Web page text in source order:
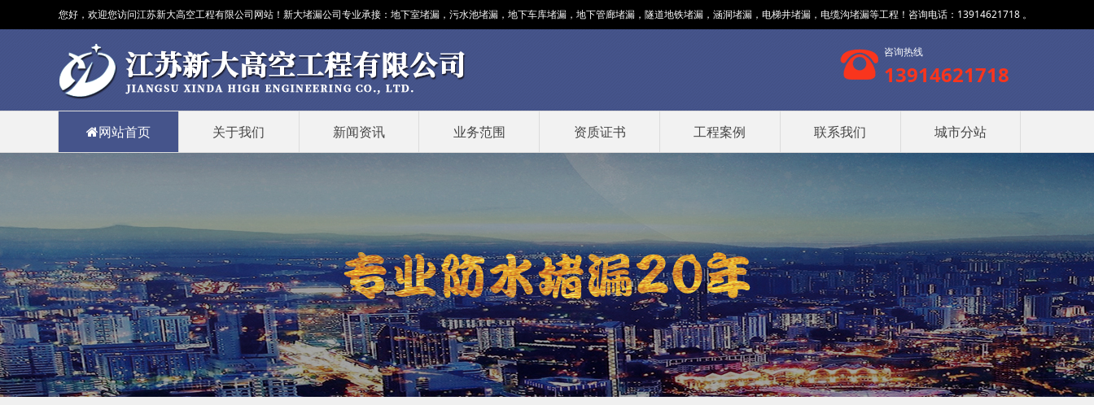
您好，欢迎您访问江苏新大高空工程有限公司网站！新大堵漏公司专业承接： 地下室堵漏 ，污水池堵漏，地下车库堵漏，地下管廊堵漏，隧道地铁堵漏，涵洞堵漏，电梯井堵漏，电缆沟堵漏等工程！咨询电话：13914621718 。
咨询热线
13914621718
网站首页 关于我们 新闻资讯 业务范围 资质证书 工程案例 联系我们 城市分站